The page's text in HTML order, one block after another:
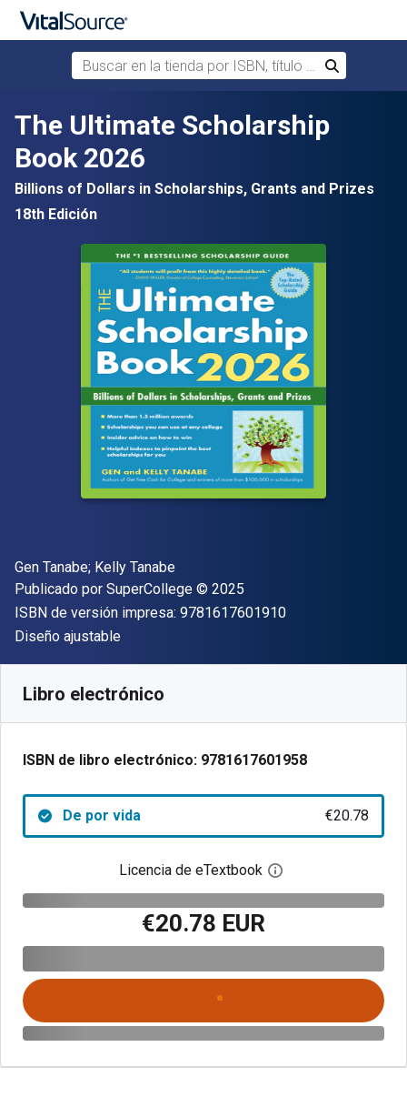
Saltar al contenido principal
Buscar en la tienda por ISBN, título o autor
Buscar
The Ultimate Scholarship
Book 2026
Billions of Dollars in Scholarships, Grants and Prizes
18th Edición
Autor(es)
Gen Tanabe; Kelly Tanabe
Editorial
Publicado por SuperCollege Copyright
© 2025
ISBN de versión impresa: 9781617601910"ISBN-13
Formato
Diseño ajustable
Libro electrónico
ISBN de libro electrónico: 9781617601958
De por vida €20.78
Licencia de eTextbook Abre el cuadro de
€20.78 EUR